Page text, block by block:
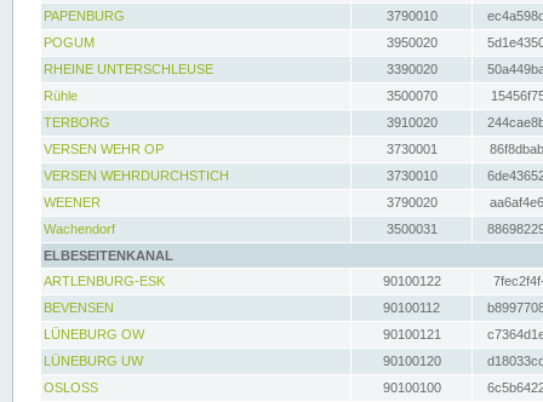
PAPENBURG
3790010
POGUM
3950020
RHEINE UNTERSCHLEUSE
3390020
Rühle
3500070
TERBORG
3910020
VERSEN WEHR OP
3730001
VERSEN WEHRDURCHSTICH
3730010
WEENER
3790020
Wachendorf
3500031
ELBESEITENKANAL
ARTLENBURG-ESK
90100122
BEVENSEN
90100112
LÜNEBURG OW
90100121
LÜNEBURG UW
90100120
OSLOSS
90100100